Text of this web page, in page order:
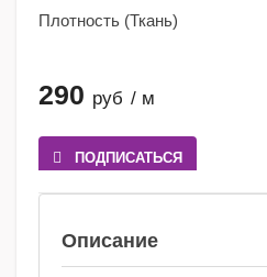
Плотность (Ткань)
290 руб / м
ПОДПИСАТЬСЯ
Описание